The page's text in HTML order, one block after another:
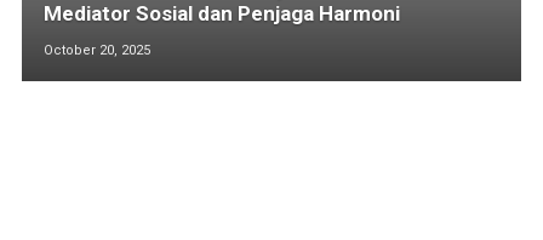
Mediator Sosial dan Penjaga Harmoni
October 20, 2025